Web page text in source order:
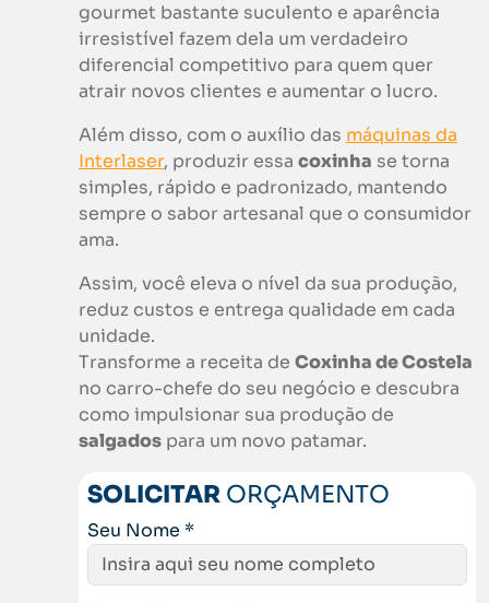
gourmet bastante suculento e aparência
irresistível fazem dela um verdadeiro
diferencial competitivo para quem quer
atrair novos clientes e aumentar o lucro.
Além disso, com o auxílio das máquinas da
Interlaser, produzir essa coxinha se torna
simples, rápido e padronizado, mantendo
sempre o sabor artesanal que o consumidor
ama.
Assim, você eleva o nível da sua produção,
reduz custos e entrega qualidade em cada
unidade.
Transforme a receita de Coxinha de Costela
no carro-chefe do seu negócio e descubra
como impulsionar sua produção de
salgados para um novo patamar.
SOLICITAR ORÇAMENTO
Seu Nome *